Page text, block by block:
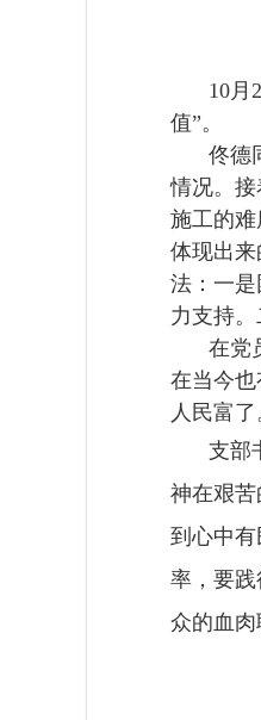
10月
值”。
佟德
情况。接
施工的
体现出
法：一
力支持
在党
在当今
人民富
支部
神在艰苦
到心中
率 ，要
众的血肉